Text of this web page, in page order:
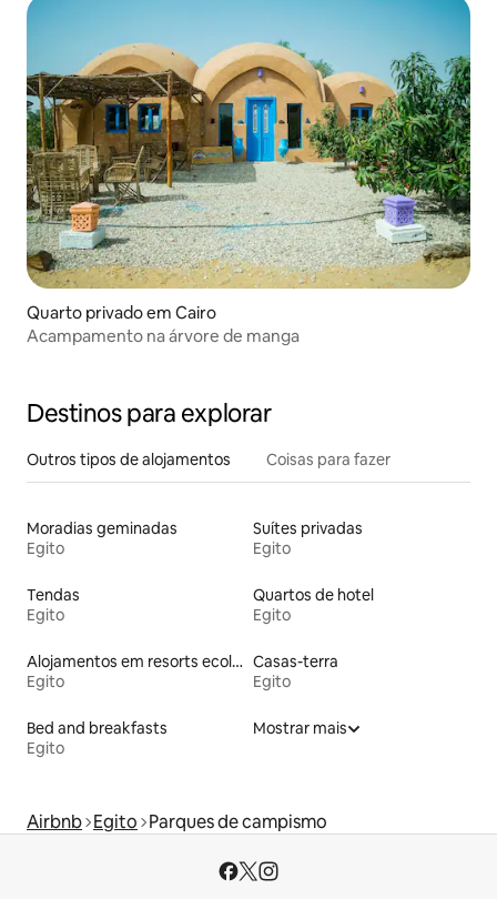
Quarto privado em Cairo
Acampamento na árvore de manga
Destinos para explorar
Outros tipos de alojamentos Coisas para fazer
Moradias geminadas
Egito
Suítes privadas
Egito
Tendas
Egito
Quartos de hotel
Egito
Alojamentos em resorts ecológicos
Egito
Casas-terra
Egito
Bed and breakfasts
Egito
Mostrar mais
Airbnb Egito Parques de campismo